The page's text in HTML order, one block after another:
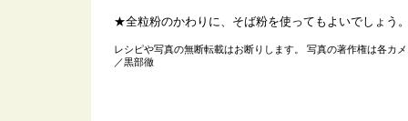
★全粒粉のかわりに、そば粉を使ってもよいでしょう
レシピや写真の無断転載はお断りします。 写真の著作権は各
／黒部徹